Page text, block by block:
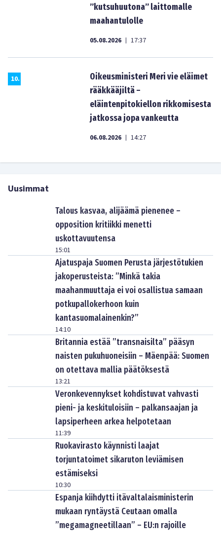
”kutsuhuutona” laittomalle
maahantulolle
05.08.2026 | 17:37
10.
Oikeusministeri Meri vie eläimet
rääkkääjiltä –
eläintenpitokiellon rikkomisesta
jatkossa jopa vankeutta
06.08.2026 | 14:27
Uusimmat
Talous kasvaa, alijäämä pienenee –
opposition kritiikki menetti
uskottavuutensa
15:01
Ajatuspaja Suomen Perusta järjestötukien
jakoperusteista: ”Minkä takia
maahanmuuttaja ei voi osallistua samaan
potkupallokerhoon kuin
kantasuomalainenkin?”
14:10
Britannia estää ”transnaisilta” pääsyn
naisten pukuhuoneisiin – Mäenpää: Suomen
on otettava mallia päätöksestä
13:21
Veronkevennykset kohdistuvat vahvasti
pieni- ja keskituloisiin – palkansaajan ja
lapsiperheen arkea helpotetaan
11:39
Ruokavirasto käynnisti laajat
torjuntatoimet sikaruton leviämisen
estämiseksi
10:30
Espanja kiihdytti itävaltalaisministerin
mukaan ryntäystä Ceutaan omalla
”megamagneetillaan” – EU:n rajoille